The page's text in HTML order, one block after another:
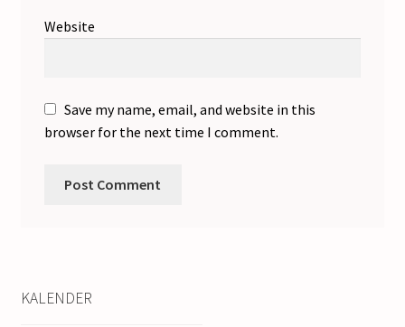
Website
Save my name, email, and website in this
browser for the next time I comment.
KALENDER